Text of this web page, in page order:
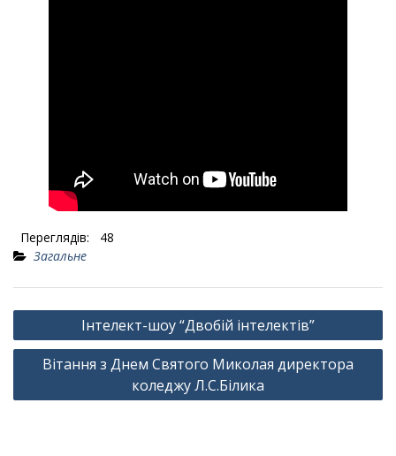
Переглядів:
48
Загальне
Навігація
записів
Інтелект-шоу “Двобій інтелектів”
Вітання з Днем Святого Миколая директора
коледжу Л.С.Білика